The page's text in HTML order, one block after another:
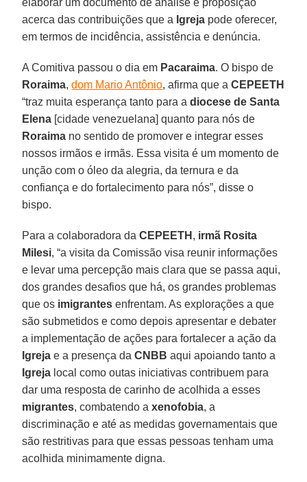
acerca das contribuições que a Igreja pode oferecer,
em termos de incidência, assistência e denúncia.
A Comitiva passou o dia em Pacaraima. O bispo de
Roraima,dom Mario Antônio, afirma que aCEPEETH
“traz muita esperança tanto para adiocese de Santa
Elena [cidade venezuelana] quanto para nós de
Roraima no sentido de promover e integrar esses
nossos irmãos e irmãs. Essa visita é um momento de
unção com o óleo da alegria, da ternura e da
confiança e do fortalecimento para nós”, disse o
bispo.
Para a colaboradora daCEPEETH , irmã Rosita
Milesi, “a visita da Comissão visa reunir informações
e levar uma percepção mais clara que se passa aqui,
dos grandes desafios que há, os grandes problemas
que os imigrantes enfrentam. As explorações a que
são submetidos e como depois apresentar e debater
a implementação de ações para fortalecer a ação da
Igreja e a presença daCNBB aqui apoiando tanto a
Igreja local como outas iniciativas contribuem para
dar uma resposta de carinho de acolhida a esses
migrantes, combatendo axenofobia, a
discriminação e até as medidas governamentais que
são restritivas para que essas pessoas tenham uma
acolhida minimamente digna.